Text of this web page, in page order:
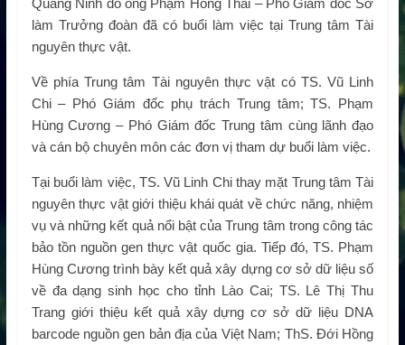
Quảng Ninh do ông Phạm Hồng Thái – Phó Giám đốc Sở
làm Trưởng đoàn đã có buổi làm việc tại Trung tâm Tài
nguyên thực vật.
Về phía Trung tâm Tài nguyên thực vật có TS. Vũ Linh
Chi – Phó Giám đốc phụ trách Trung tâm; TS. Phạm
Hùng Cương – Phó Giám đốc Trung tâm cùng lãnh đạo
và cán bộ chuyên môn các đơn vị tham dự buổi làm việc.
Tại buổi làm việc, TS. Vũ Linh Chi thay mặt Trung tâm Tài
nguyên thực vật giới thiệu khái quát về chức năng, nhiệm
vụ và những kết quả nổi bật của Trung tâm trong công tác
bảo tồn nguồn gen thực vật quốc gia. Tiếp đó, TS. Phạm
Hùng Cương trình bày kết quả xây dựng cơ sở dữ liệu số
về đa dạng sinh học cho tỉnh Lào Cai; TS. Lê Thị Thu
Trang giới thiệu kết quả xây dựng cơ sở dữ liệu DNA
barcode nguồn gen bản địa của Việt Nam; ThS. Đới Hồng